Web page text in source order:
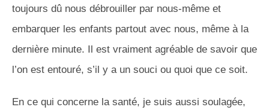
toujours dû nous débrouiller par nous-même et
embarquer les enfants partout avec nous, même à la
dernière minute. Il est vraiment agréable de savoir que
l’on est entouré, s’il y a un souci ou quoi que ce soit.
En ce qui concerne la santé, je suis aussi soulagée,